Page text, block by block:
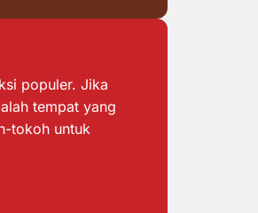
populer. Jika
tempat yang
tokoh untuk